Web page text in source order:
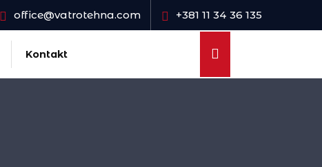
office@vatrotehna.com +381 11 34 36 135
Kontakt